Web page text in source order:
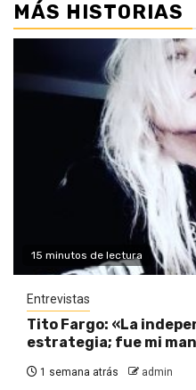
MÁS HISTORIAS
15 minutos de lectura
Entrevistas
Tito Fargo: «La
estrategia; fue mi
1 semana atrás admin